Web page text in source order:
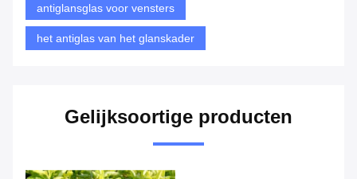
antiglansglas voor vensters
het antiglas van het glanskader
Gelijksoortige producten